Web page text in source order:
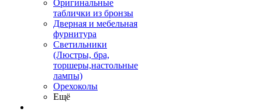
Оригинальные
таблички из бронзы
Дверная и мебельная
фурнитура
Светильники
(Люстры, бра,
торшеры,настольные
лампы)
Орехоколы
Ещё